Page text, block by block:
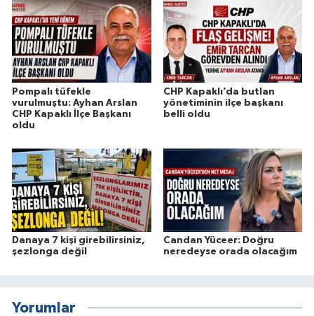
Pompalı tüfekle
vurulmuştu: Ayhan Arslan
CHP Kapaklı İlçe Başkanı
oldu
CHP Kapaklı’da butlan
yönetiminin ilçe başkanı
belli oldu
Danaya 7 kişi girebilirsiniz,
şezlonga değil
Candan Yüceer: Doğru
neredeyse orada olacağım
Yorumlar